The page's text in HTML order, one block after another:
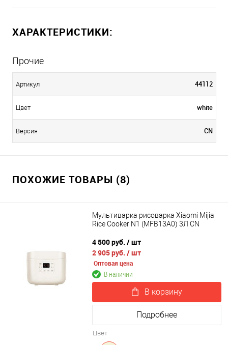
ХАРАКТЕРИСТИКИ:
Прочие
Артикул 44112
Цвет white
Версия CN
ПОХОЖИЕ ТОВАРЫ (8)
Мультиварка рисоварка Xiaomi Mijia
Rice Cooker N1 (MFB13A0) 3Л CN
4 500 руб. / шт
2 905 руб. / шт
Оптовая цена
В наличии
В корзину
Подробнее
Цвет